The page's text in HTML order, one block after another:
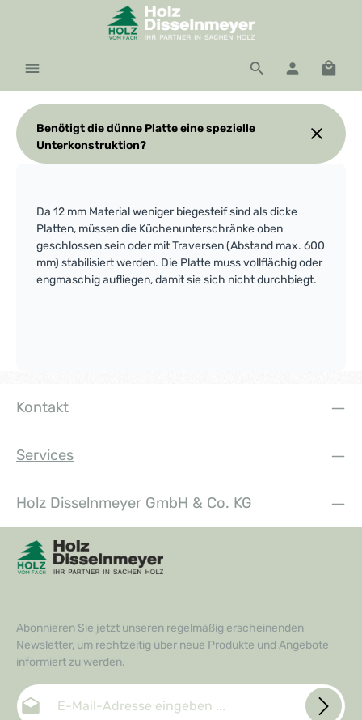
Zum Hauptinhalt springen
Benötigt die dünne Platte eine spezielle
Unterkonstruktion?
Da 12 mm Material weniger biegesteif sind als dicke
Platten, müssen die Küchenunterschränke oben
geschlossen sein oder mit Traversen (Abstand max. 600
mm) stabilisiert werden. Die Platte muss vollflächig oder
engmaschig aufliegen, damit sie sich nicht durchbiegt.
Kontakt
Services
Holz Disselnmeyer GmbH & Co. KG
Abonnieren Sie jetzt unseren regelmäßig erscheinenden
Newsletter, um rechtzeitig über neue Produkte und Angebote
informiert zu werden.
E-Mail-Adresse*